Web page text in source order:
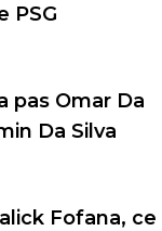
PSG
pas Omar Da
Da Silva
Fofana, ce